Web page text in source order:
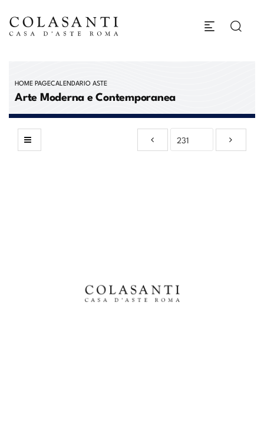
HOME PAGECALENDARIO ASTE
Arte Moderna e Contemporanea